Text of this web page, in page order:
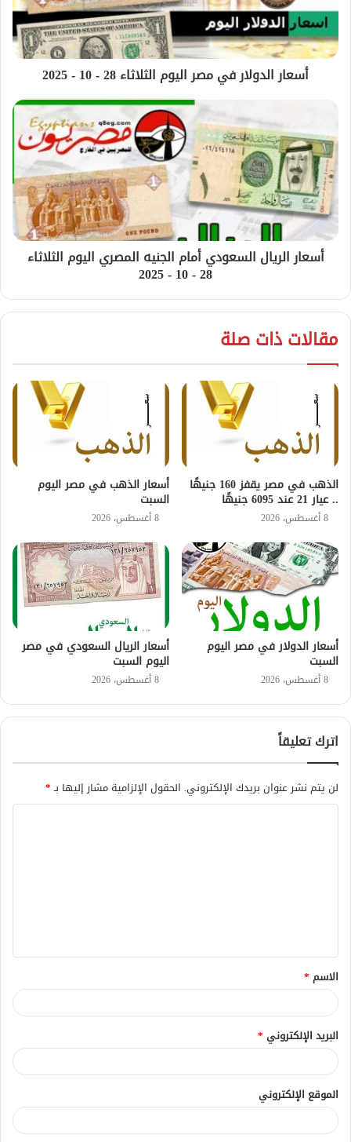
أسعار الدولار في مصر اليوم الثلاثاء 28 - 10 - 2025
أسعار الريال السعودي أمام الجنيه المصري اليوم الثلاثاء
28 - 10 - 2025
مقالات ذات صلة
الذهب في مصر يقفز 160 جنيهًا
.. عيار 21 عند 6095 جنيهًا
8 أغسطس، 2026
أسعار الذهب في مصر اليوم
السبت
8 أغسطس، 2026
أسعار الدولار في مصر اليوم
السبت
8 أغسطس، 2026
أسعار الريال السعودي في مصر
اليوم السبت
8 أغسطس، 2026
اترك تعليقاً
لن يتم نشر عنوان بريدك الإلكتروني. الحقول الإلزامية مشار إليها بـ*
ق
*
الاسم *
البريد الإلكتروني *
الموقع الإلكتروني